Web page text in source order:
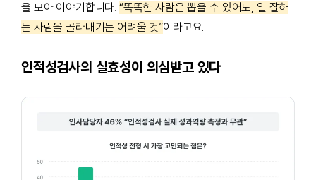
을 모아 이야기합니다. “똑똑한 사람은 뽑을 수 있어도, 일 잘하
는 사람을 골라내기는 어려울 것”이라고요.
인적성검사의 실효성이 의심받고 있다